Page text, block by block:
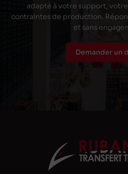
adapté à votre support,
contraintes de production.
et sans
Demander un